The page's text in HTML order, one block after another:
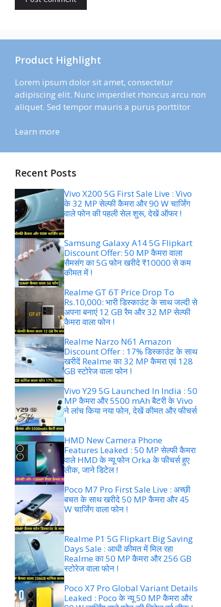
Product Highlight
Lorem ipsum dolor sit amet, consectetur
adipiscing elit. Nunc imperdiet rhoncus arcu non
aliquet. Sed tempor mauris a purus porttitor
Learn more
Recent Posts
Vivo X200 5G First Sale Live : Vivo
के 32 MP सेल्फी कैमरा और 90 W चार्जिंग
वाले फोन की पहली सेल शुरू, देखें ऑफर !
Samsung Galaxy A14 5G Flipkart
Discount Offer: 50 MP कैमरा वाला
सैमसंग का 5G फोन खरीदे ₹10000 से कम
कीमत में !
Realme GT 6T Price Drop To
Rs.10,000: भारी डिस्काउंट के साथ जल्दी से
अपना बनाएं 12 GB रैम और 32 MP सेल्फी
कैमरा वाला फोन !
Realme Narzo N61 Amazon
Discount Offer : 17% डिस्काउंट के साथ
खरीदें Realme का 32 MP कैमरा एवं 128
GB स्टोरेज वाला फोन !
Vivo Y29 5G Launched In India : 50
MP कैमरा और 5500 mAh बैटरी के Vivo
ने लांच किया नया फोन, देखें कीमत और फीचर्स
!
HMD New Camera Phone
Features Leaked : 50 MP सेल्फी कैमरा
वाले HMD के न्यू फोन Orka के फीचर्स हुए
लीक, जाने डिटेल !
Poco M7 Pro First Sale Live : अच्छी
बचत के साथ खरीदे 50 MP कैमरा और 45
W चार्जिंग वाला फोन !
Realme P1 5G Flipkart Big Saving
Days Sale : आधी कीमत में मिल रहा
Realme का 50 MP कैमरा और 256 GB
स्टोरेज वाला फोन !
Poco X7 Pro Global Variant Details
Leaked : Poco के न्यू 50 MP कैमरा और